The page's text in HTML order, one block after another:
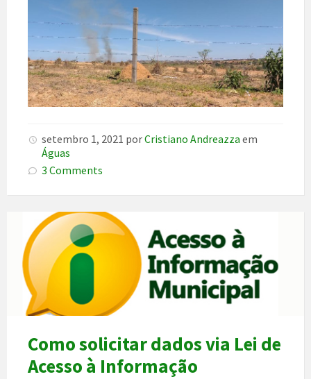
setembro 1, 2021 porCristiano Andreazza em
Águas
3 Comments
Como solicitar dados via Lei de
Acesso à Informação